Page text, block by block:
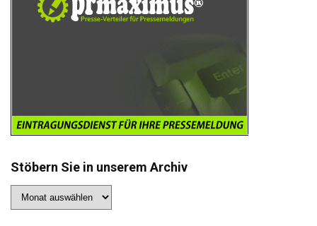
Stöbern Sie in unserem Archiv
Sie